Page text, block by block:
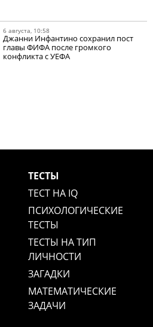
6 августа, 10:58
Джанни Инфантино сохранил пост
главы ФИФА после громкого
конфликта с УЕФА
ТЕСТЫ
ТЕСТ НА IQ
ПСИХОЛОГИЧЕСКИЕ
ТЕСТЫ
ТЕСТЫ НА ТИП
ЛИЧНОСТИ
ЗАГАДКИ
МАТЕМАТИЧЕСКИЕ
ЗАДАЧИ